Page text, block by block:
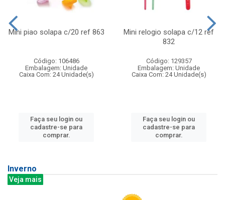
Mini piao solapa c/20 ref 863
Código: 106486
Embalagem: Unidade
Caixa Com: 24 Unidade(s)
Faça seu login ou
cadastre-se para
comprar.
Mini relogio solapa c/12 ref
832
Código: 129357
Embalagem: Unidade
Caixa Com: 24 Unidade(s)
Faça seu login ou
cadastre-se para
comprar.
Inverno
Veja mais